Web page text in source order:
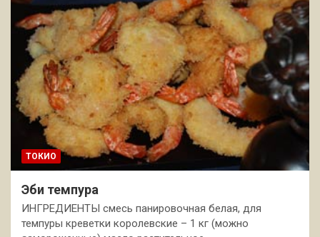
ТОКИО
Эби темпура
ИНГРЕДИЕНТЫ смесь панировочная белая, для
темпуры креветки королевские – 1 кг (можно